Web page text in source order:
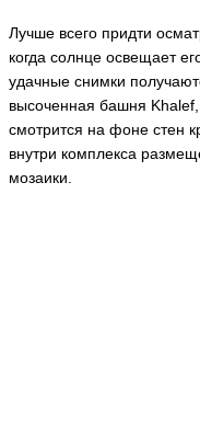
Лучше всего придти
когда солнце освещает
удачные снимки
высоченная башня
смотрится на фоне стен
внутри комплекса
мозаики.